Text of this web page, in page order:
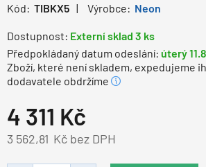
Kód: TIBKX5 Výrobce: Neon
Dostupnost: Externí sklad 3 ks
Předpokládaný datum odeslání: úterý
Zboží, které není skladem, expedujeme
dodavatele obdržíme
4 311 Kč
Kč bez DPH
3 562,81